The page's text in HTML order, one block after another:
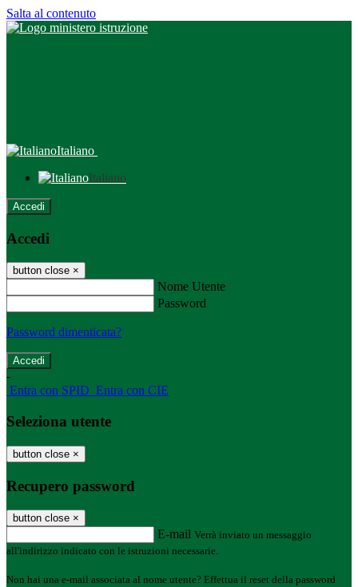
Salta al contenuto
Italiano
Italiano
Accedi
Accedi
button close ×
Nome Utente
Password
Password dimenticata?
-
Entra con SPID Entra con CIE
Seleziona utente
button close ×
Recupero password
button close ×
E-mail Verrà inviato un messaggio
all'indirizzo indicato con le istruzioni necessarie.
Non hai una e-mail associata al nome utente? Effettua il reset della password